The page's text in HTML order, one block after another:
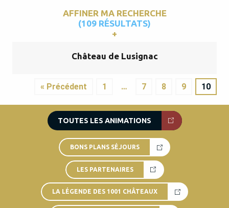
AFFINER MA RECHERCHE
(109 RÉSULTATS)
Château de Lusignac
« Précédent 1 … 7 8 9 10
TOUTES LES ANIMATIONS
BONS PLANS SÉJOURS
LES PARTENAIRES
LA LÉGENDE DES 1001 CHÂTEAUX